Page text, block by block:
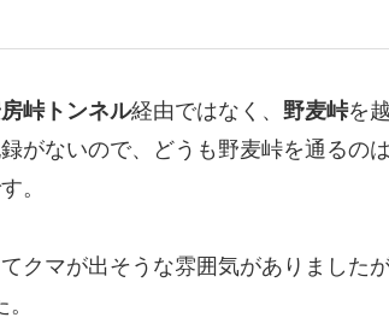
峠トンネル経由ではなく、 野麦峠を
がないので、どうも野麦峠を通るの
。
クマが出そうな雰囲気がありました